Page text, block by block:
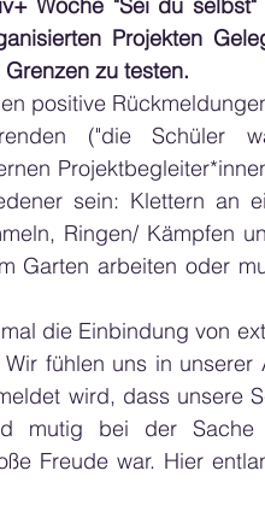
Projekten
zu testen.
positive
("die Schüler
sein: Klettern an
Ringen/ Kämpfen
Garten arbeiten oder
die Einbindung von
fühlen uns in
wird, dass unsere
mutig bei der
Freude war. Hier